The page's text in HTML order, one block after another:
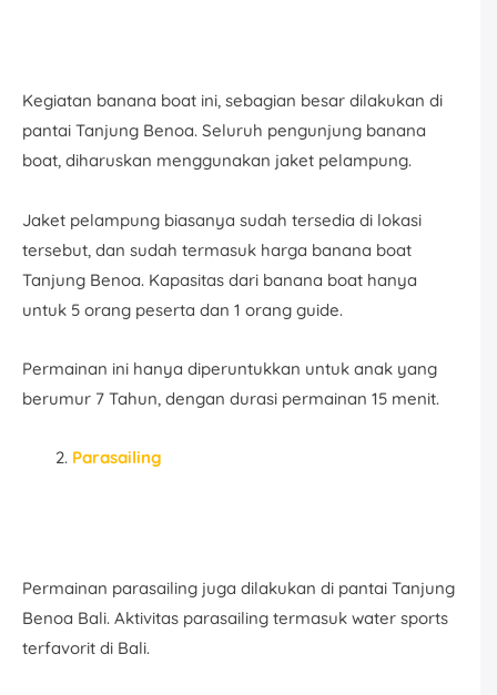
Kegiatan banana boat ini, sebagian besar dilakukan di
pantai Tanjung Benoa. Seluruh pengunjung banana
boat, diharuskan menggunakan jaket pelampung.
Jaket pelampung biasanya sudah tersedia di lokasi
tersebut, dan sudah termasuk harga banana boat
Tanjung Benoa. Kapasitas dari banana boat hanya
untuk 5 orang peserta dan 1 orang guide.
Permainan ini hanya diperuntukkan untuk anak yang
berumur 7 Tahun, dengan durasi permainan 15 menit.
Parasailing
Permainan parasailing juga dilakukan di pantai Tanjung
Benoa Bali. Aktivitas parasailing termasuk water sports
terfavorit di Bali.